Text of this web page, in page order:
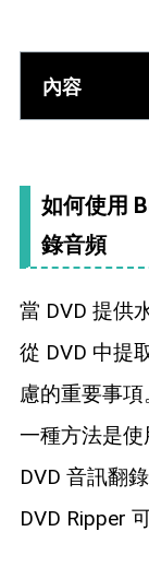
內容
如何使用
錄音頻
當 DVD 提供
從 DVD 中提
慮的重要事
一種方法是
DVD 音訊翻
DVD Ripper